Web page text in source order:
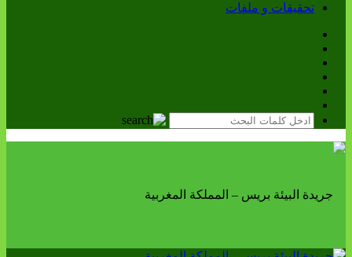
تحقيقات و ملفات